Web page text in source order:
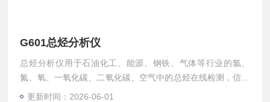
G601总烃分析仪
总烃分析仪用于石油化工、能源、钢铁、气体等行业的氩、
氮、氧、一氧化碳、二氧化碳、空气中的总烃在线检测，信号
远程传输，满足脱烃工艺的需求，达到节能、延长催化剂寿
更新时间：2026-06-01